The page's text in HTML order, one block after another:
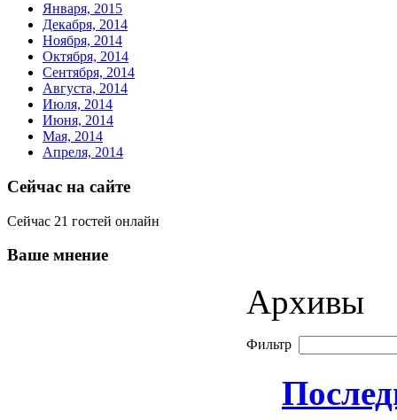
Января, 2015
Декабря, 2014
Ноября, 2014
Октября, 2014
Сентября, 2014
Августа, 2014
Июля, 2014
Июня, 2014
Мая, 2014
Апреля, 2014
Сейчас на сайте
Сейчас 21 гостей онлайн
Ваше мнение
Архивы
Фильтр